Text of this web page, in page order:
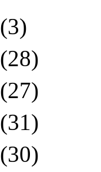
(3)
(28)
(27)
(31)
(30)